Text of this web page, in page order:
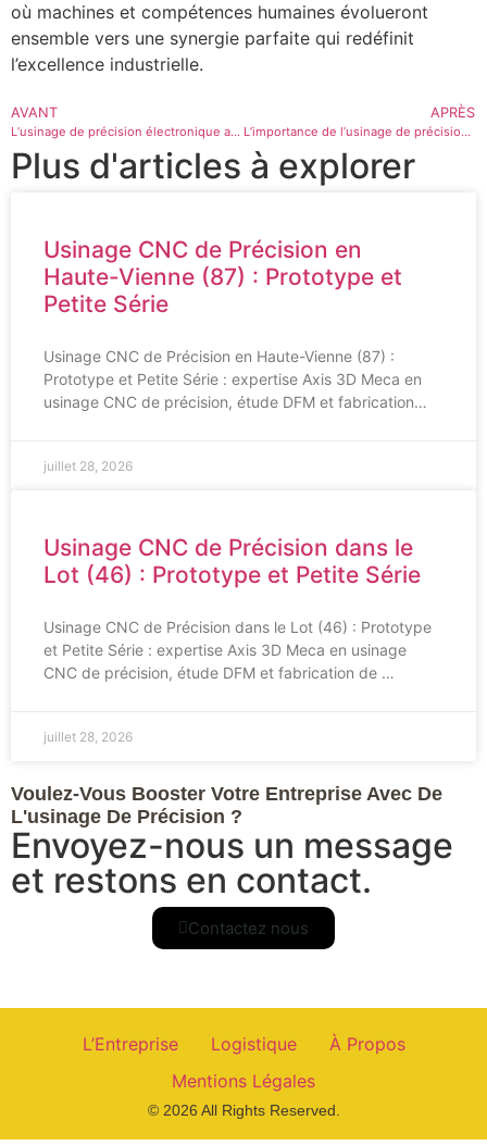
où machines et compétences humaines évolueront
ensemble vers une synergie parfaite qui redéfinit
l’excellence industrielle.
AVANT
L’usinage de précision électronique au service de l’innovation industrielle
APRÈS
L’importance de l’usinage de précision optique dans l’industrie moderne
Plus d'articles à explorer
Usinage CNC de Précision en
Haute-Vienne (87) : Prototype et
Petite Série
Usinage CNC de Précision en Haute-Vienne (87) :
Prototype et Petite Série : expertise Axis 3D Meca en
usinage CNC de précision, étude DFM et fabrication…
juillet 28, 2026
Usinage CNC de Précision dans le
Lot (46) : Prototype et Petite Série
Usinage CNC de Précision dans le Lot (46) : Prototype
et Petite Série : expertise Axis 3D Meca en usinage
CNC de précision, étude DFM et fabrication de …
juillet 28, 2026
Voulez-Vous Booster Votre Entreprise Avec De
L'usinage De Précision ?
Envoyez-nous un message
et restons en contact.
Contactez nous
L’Entreprise Logistique
À Propos
Mentions Légales
© 2026 All Rights Reserved.